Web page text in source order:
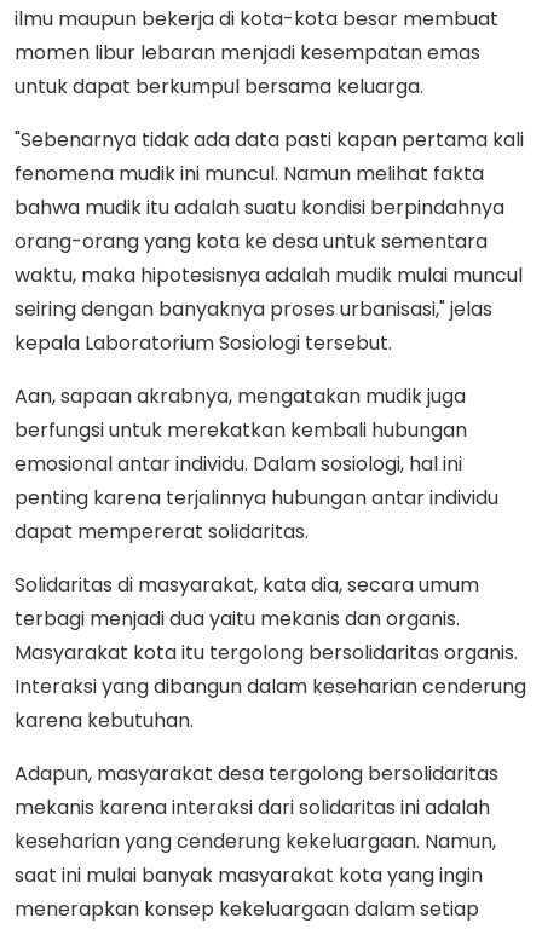
ilmu maupun bekerja di kota-kota besar membuat
momen libur lebaran menjadi kesempatan emas
untuk dapat berkumpul bersama keluarga.
"Sebenarnya tidak ada data pasti kapan pertama kali
fenomena mudik ini muncul. Namun melihat fakta
bahwa mudik itu adalah suatu kondisi berpindahnya
orang-orang yang kota ke desa untuk sementara
waktu, maka hipotesisnya adalah mudik mulai muncul
seiring dengan banyaknya proses urbanisasi," jelas
kepala Laboratorium Sosiologi tersebut.
Aan, sapaan akrabnya, mengatakan mudik juga
berfungsi untuk merekatkan kembali hubungan
emosional antar individu. Dalam sosiologi, hal ini
penting karena terjalinnya hubungan antar individu
dapat mempererat solidaritas.
Solidaritas di masyarakat, kata dia, secara umum
terbagi menjadi dua yaitu mekanis dan organis.
Masyarakat kota itu tergolong bersolidaritas organis.
Interaksi yang dibangun dalam keseharian cenderung
karena kebutuhan.
Adapun, masyarakat desa tergolong bersolidaritas
mekanis karena interaksi dari solidaritas ini adalah
keseharian yang cenderung kekeluargaan. Namun,
saat ini mulai banyak masyarakat kota yang ingin
menerapkan konsep kekeluargaan dalam setiap